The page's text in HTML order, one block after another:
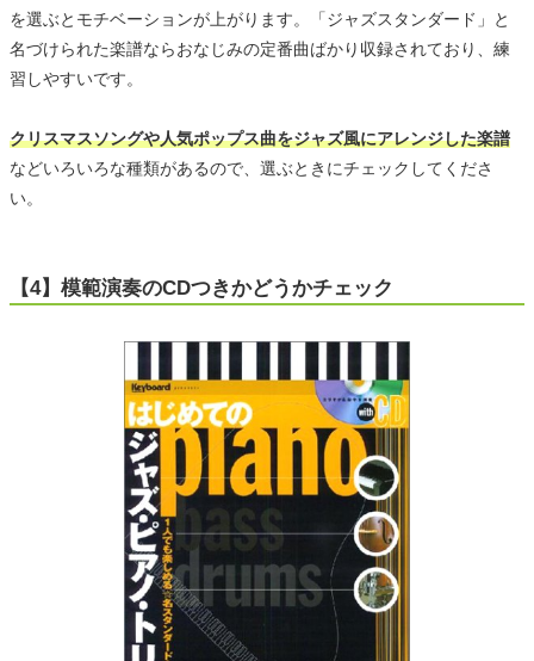
を選ぶとモチベーションが上がります。「ジャズスタンダード」と
名づけられた楽譜ならおなじみの定番曲ばかり収録されており、練
習しやすいです。
クリスマスソングや人気ポップス曲をジャズ風にアレンジした楽譜
などいろいろな種類があるので、選ぶときにチェックしてくださ
い。
【4】模範演奏のCDつきかどうかチェック